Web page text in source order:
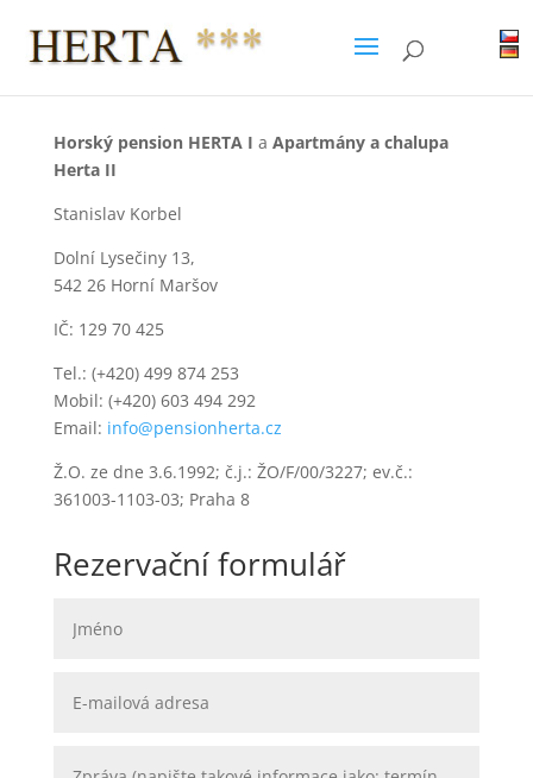
Horský pension HERTA I a Apartmány a chalupa
Herta II
Stanislav Korbel
Dolní Lysečiny 13,
542 26 Horní Maršov
IČ: 129 70 425
Tel.: (+420) 499 874 253
Mobil: (+420) 603 494 292
Email: info@pensionherta.cz
Ž.O. ze dne 3.6.1992; č.j.: ŽO/F/00/3227; ev.č.:
361003-1103-03; Praha 8
Rezervační formulář